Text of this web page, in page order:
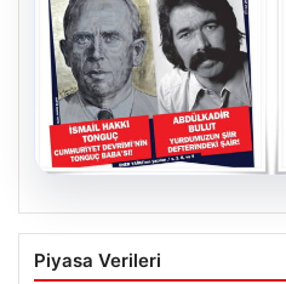
YARIN günlerden
Sayı 1903! / 6
Piyasa Verileri